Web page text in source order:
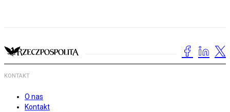
KONTAKT
O nas
Kontakt